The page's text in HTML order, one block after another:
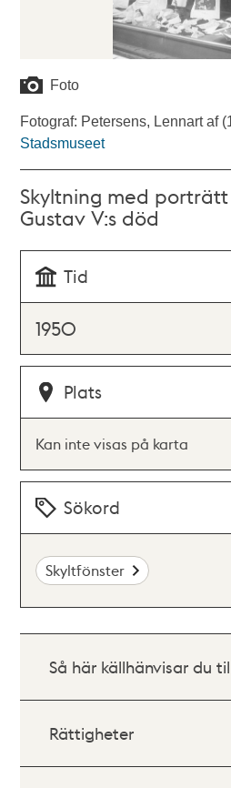
Foto
Fotograf: Petersens, Lennart af
Stadsmuseet
Skyltning med
Gustav V:s död
Tid
1950
Plats
Kan inte visas på karta
Sökord
Skyltfönster
Så här källhänvisar du
Rättigheter